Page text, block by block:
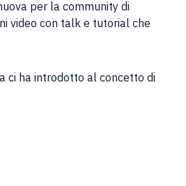
per la community di
video con talk e tutorial che
ci ha introdotto al concetto di